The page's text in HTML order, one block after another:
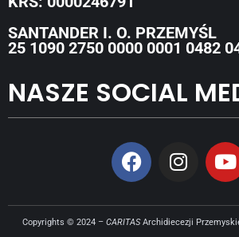
SANTANDER I. O. PRZEMYŚL
25 1090 2750 0000 0001 0482
NASZE SOCIAL
Copyrights © 2024 – CARITASArchidiecezji